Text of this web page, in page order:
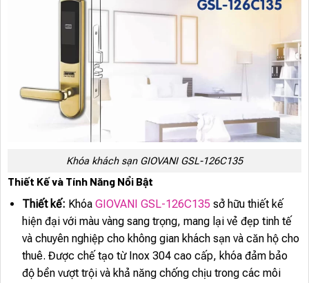
Khóa khách sạn GIOVANI GSL-126C135
Thiết Kế và Tính Năng Nổi Bật
Thiết kế: Khóa GIOVANI GSL-126C135 sở hữu thiết kế
hiện đại với màu vàng sang trọng, mang lại vẻ đẹp tinh tế
và chuyên nghiệp cho không gian khách sạn và căn hộ cho
thuê. Được chế tạo từ Inox 304 cao cấp, khóa đảm bảo
độ bền vượt trội và khả năng chống chịu trong các môi